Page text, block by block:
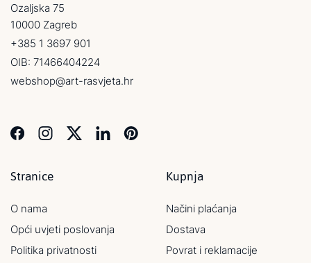
Ozaljska 75
10000 Zagreb
+385 1 3697 901
OIB: 71466404224
webshop@art-rasvjeta.hr
Stranice
O nama
Opći uvjeti poslovanja
Politika privatnosti
Kupnja
Načini plaćanja
Dostava
Povrat i reklamacije